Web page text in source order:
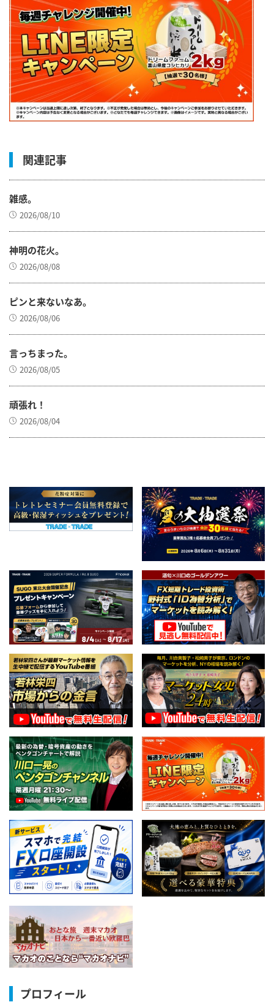
関連記事
雑感。
2026/08/10
神明の花火。
2026/08/08
ピンと来ないなあ。
2026/08/06
言っちまった。
2026/08/05
頑張れ！
2026/08/04
プロフィール